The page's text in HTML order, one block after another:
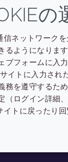
Tiktok
の
ネットワーク
るようになりま
ブフォームに入
イトに入力さ
務を遵守するた
（ログイン詳細
トに戻ったり